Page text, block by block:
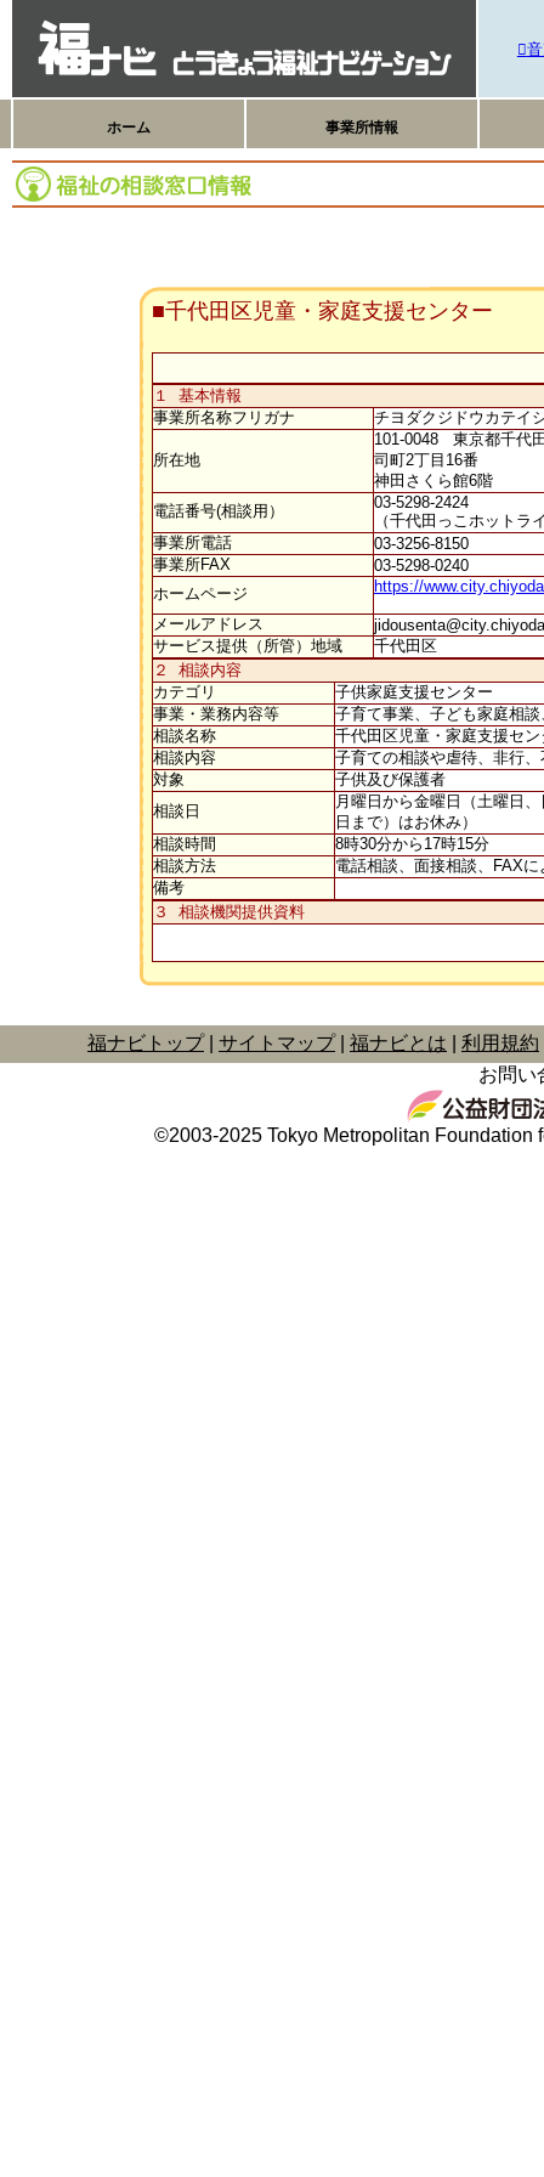
ホーム 事業所情報
■千代田区児童・家庭支援センター
１ 基本情報
事業所名称フリガナ
チヨダクジドウカテイ
所在地
101-0048 東京都千代
司町2丁目16番
神田さくら館6階
電話番号(相談用）
03-5298-2424
（千代田っこホットラ
事業所電話
03-3256-8150
事業所FAX
03-5298-0240
ホームページ
https://
メールアドレス
サービス提供（所管）地域
千代田区
２ 相談内容
カテゴリ
子供家庭支援センター
事業・業務内容等
子育て事業、子ども家庭相
相談名称
千代田区児童・家庭支援セ
相談内容
子育ての相談や虐待、非行
対象
子供及び保護者
相談日
月曜日から金曜日（土曜日
日まで）はお休み）
相談時間
8時30分から17時15分
相談方法
電話相談、面接相談、FAX
備考
３ 相談機関提供資料
福ナビトップ サイトマップ 福ナビとは
利用規約
お問い
©2003-2025 Tokyo Metropolitan